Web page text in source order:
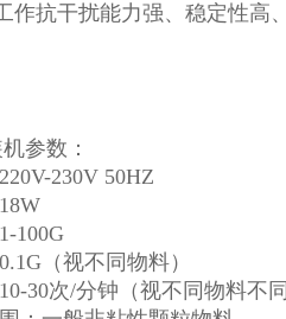
作抗干扰能力强、稳定性高
参数：
230V 50HZ
100G
（视不同物料）
30次/分钟（视不同物料不